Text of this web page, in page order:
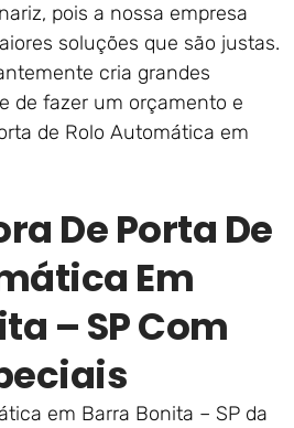
pois a nossa empresa
soluções que são justas.
cria grandes
de fazer um orçamento e
de Rolo Automática em
De Porta De
Em
– SP Com
em Barra Bonita – SP da